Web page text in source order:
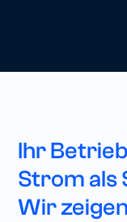
Ihr
Strom als
Wir